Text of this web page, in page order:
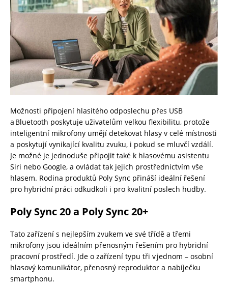
Možnosti připojení hlasitého odposlechu přes USB
a Bluetooth poskytuje uživatelům velkou flexibilitu, protože
inteligentní mikrofony umějí detekovat hlasy v celé místnosti
a poskytují vynikající kvalitu zvuku, i pokud se mluvčí vzdálí.
Je možné je jednoduše připojit také k hlasovému asistentu
Siri nebo Google, a ovládat tak jejich prostřednictvím vše
hlasem. Rodina produktů Poly Sync přináší ideální řešení
pro hybridní práci odkudkoli i pro kvalitní poslech hudby.
Poly Sync 20 a Poly Sync 20+
Tato zařízení s nejlepším zvukem ve své třídě a třemi
mikrofony jsou ideálním přenosným řešením pro hybridní
pracovní prostředí. Jde o zařízení typu tři v jednom – osobní
hlasový komunikátor, přenosný reproduktor a nabíječku
smartphonu.